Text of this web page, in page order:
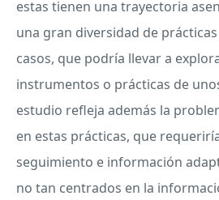
estas tienen una trayectoria
una gran diversidad de
casos, que podría llevar a
instrumentos o prácticas de
estudio refleja además la
en estas prácticas, que
seguimiento e información
no tan centrados en la